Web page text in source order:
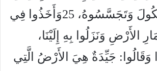
إِلَى وَادِي أَشْكُولَ وَتَجَسَّسُوهُ، 25وَأَخَذُوا فِي
الأَرْضِ وَنَزَلُوا بِهِ إِلَيْنَا،
وَقَالُوا: جَيِّدَةٌ هِيَ الأَرْضُ الَّتِي